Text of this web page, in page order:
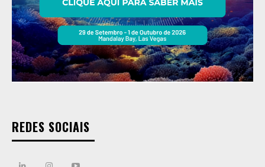
REDES SOCIAIS